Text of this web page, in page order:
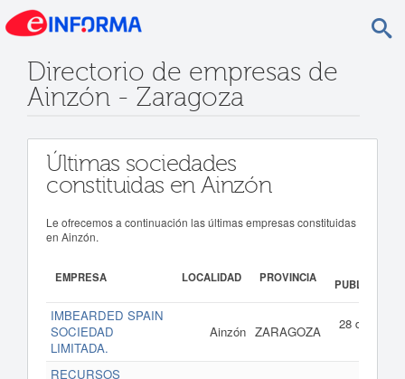
Directorio de empresas de
Ainzón - Zaragoza
Últimas sociedades
constituidas en Ainzón
Le ofrecemos a continuación las últimas empresas constituidas
en Ainzón.
EMPRESA LOCALIDAD PROVINCIA
PUBLICACIÓN
IMBEARDED SPAIN
SOCIEDAD
LIMITADA.
Ainzón ZARAGOZA
28 de abril
RECURSOS